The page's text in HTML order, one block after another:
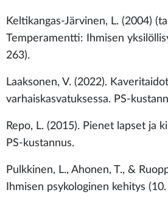
Keltikangas-Järvinen, L. (2004)
Temperamentti: Ihmisen
263).
Laaksonen, V. (2022). Kaveritaidot
varhaiskasvatuksessa. PS-
Repo, L. (2015). Pienet lapset ja
PS-kustannus.
Pulkkinen, L., Ahonen, T., &
Ihmisen psykologinen kehitys